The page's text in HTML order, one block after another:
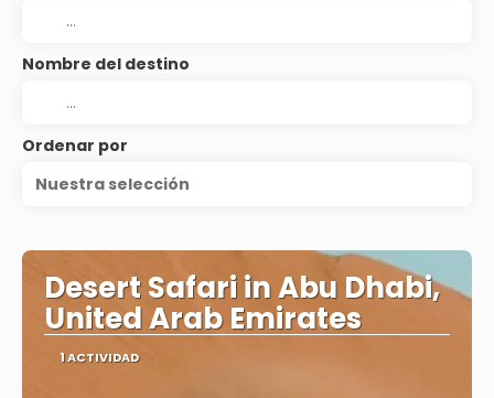
Nombre del destino
Ordenar por
Nuestra selección
Desert Safari in Abu Dhabi,
United Arab Emirates
1 ACTIVIDAD